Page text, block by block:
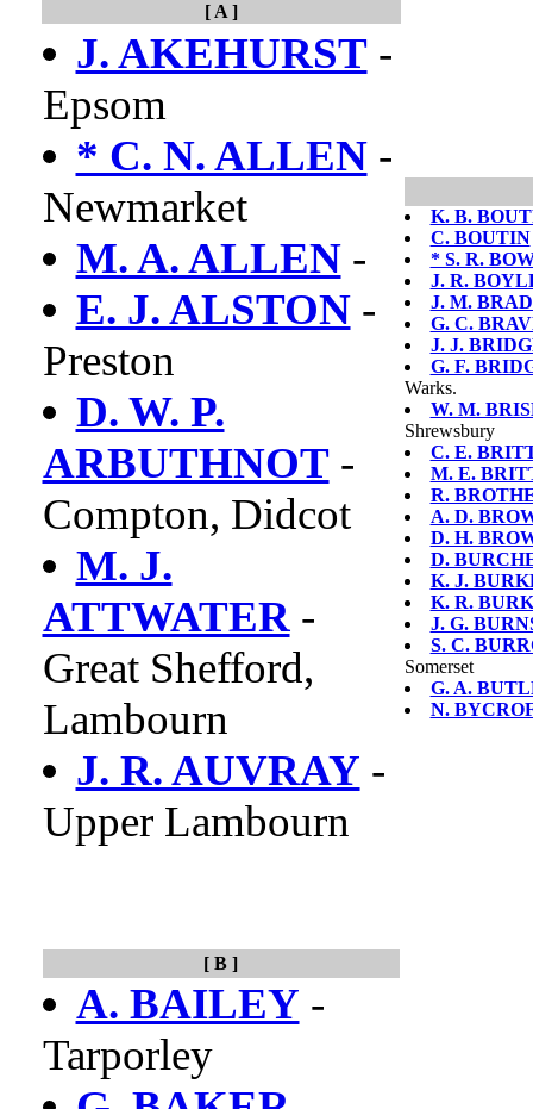
[ A ]
J. AKEHURST-
Epsom
* C. N. ALLEN-
Newmarket
M. A. ALLEN-
E. J. ALSTON-
Preston
D. W. P.
ARBUTHNOT-
Compton, Didcot
M. J.
ATTWATER-
Great Shefford,
Lambourn
J. R. AUVRAY -
Upper Lambourn
[ B ]
A. BAILEY -
Tarporley
K. B.
C. BOUTIN
* S. R.
J. R.
J. M.
G. C.
J. J.
G. F.
Warks.
W. M.
Shrewsbury
C. E.
M. E.
R.
A. D.
D. H.
D.
K. J.
K. R.
J. G.
S. C.
Somerset
G. A.
N.